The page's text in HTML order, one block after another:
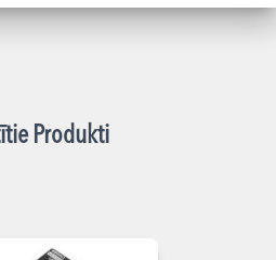
Produkti